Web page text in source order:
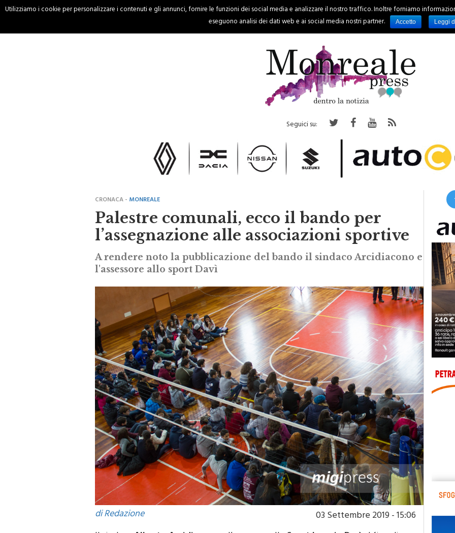
HOME CRONACA PALERMO REGIONE EVENTI RUBRICHE SPORT
Seguici su:
CRONACA - MONREALE
Palestre comunali, ecco il bando per
l’assegnazione alle associazioni sportive
A rendere noto la pubblicazione del bando il sindaco Arcidiacono e
l'assessore allo sport Davì
di Redazione
03 Settembre 2019 - 15:06
Utilizziamo i cookie per personalizzare i contenuti e gli annunci, fornire le funzioni dei social media e analizzare il nostro traffico. Inoltre forniamo
eseguono analisi dei dati web e ai social media nostri partner.
Accetto Leggi